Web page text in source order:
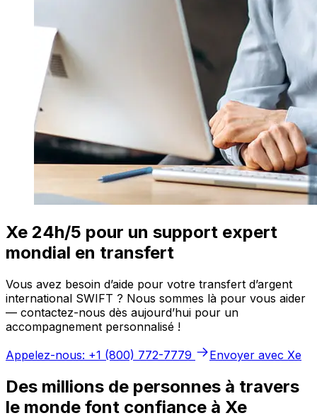
Xe 24h/5 pour un support expert
mondial en transfert
Vous avez besoin d’aide pour votre transfert d’argent
international SWIFT ? Nous sommes là pour vous aider
— contactez-nous dès aujourd’hui pour un
accompagnement personnalisé !
Appelez-nous: +1 (800) 772-7779
Envoyer avec Xe
Des millions de personnes à travers
le monde font confiance à Xe